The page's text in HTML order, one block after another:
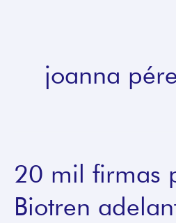
joanna
20 mil firmas
Biotren
20
mil
firmas